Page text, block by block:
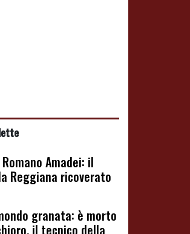
Amadei: il
Reggiana ricoverato
granata: è morto
il tecnico della